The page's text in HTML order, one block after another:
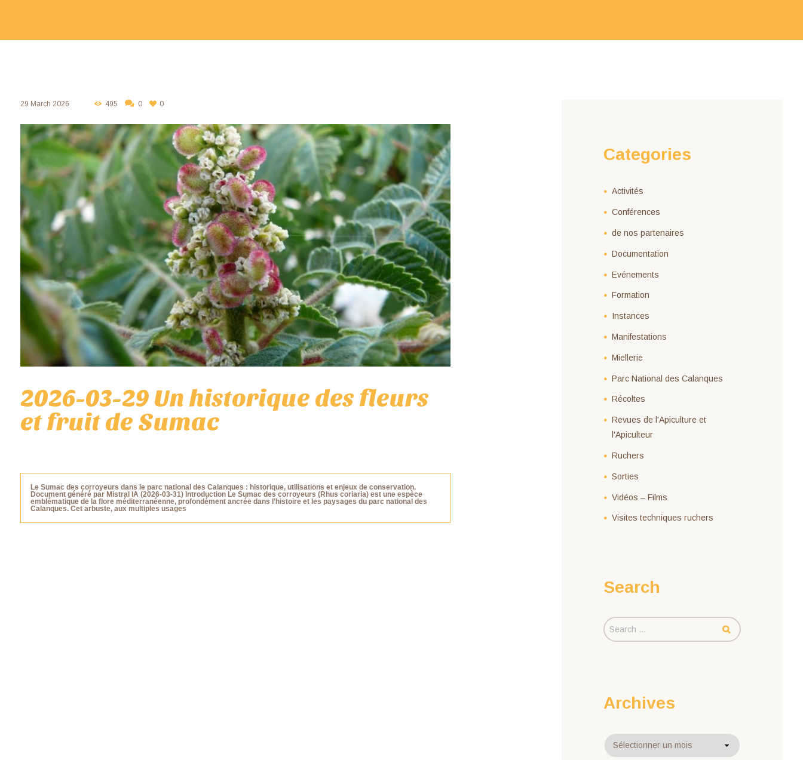
29 March 2026 495 0 0
2026-03-29 Un historique des fleurs
et fruit de Sumac
Le Sumac des corroyeurs dans le parc national des Calanques : historique, utilisations et enjeux de conservation.
Document généré par Mistral IA (2026-03-31) Introduction Le Sumac des corroyeurs (Rhus coriaria) est une espèce
emblématique de la flore méditerranéenne, profondément ancrée dans l’histoire et les paysages du parc national des
Calanques. Cet arbuste, aux multiples usages
Categories
Activités
Conférences
de nos partenaires
Documentation
Evénements
Formation
Instances
Manifestations
Miellerie
Parc National des Calanques
Récoltes
Revues de l'Apiculture et
l'Apiculteur
Ruchers
Sorties
Vidéos – Films
Visites techniques ruchers
Search
Archives
Archives